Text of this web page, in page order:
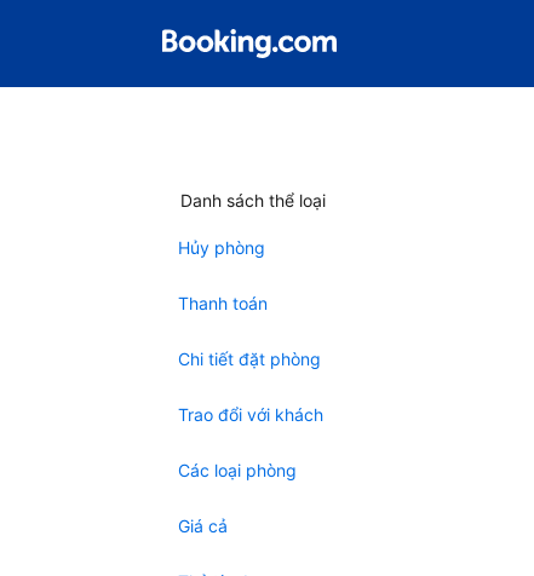
Danh sách thể loại
Hủy phòng
Thanh toán
Chi tiết đặt phòng
Trao đổi với khách
Các loại phòng
Giá cả